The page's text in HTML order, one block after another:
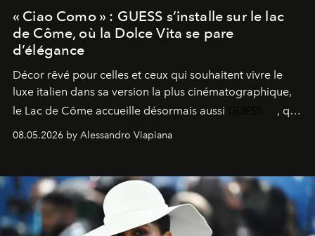
« Ciao Como » : GUESS s’installe sur le lac
de Côme, où la Dolce Vita se pare
d’élégance
Décor rêvé pour celles et ceux qui souhaitent vivre le
luxe italien dans sa version la plus cinématographique,
le Lac de Côme accueille désormais aussi
, qui
fragrances. L’une des opérations de style les plus
08.05.2026 by Alessandro Viapiana